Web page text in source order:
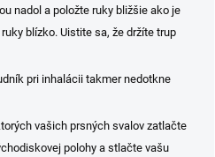
nadol a položte ruky bližšie ako je
blízko. Uistite sa, že držíte trup
pri inhalácii takmer nedotkne
vašich prsných svalov zatlačte
polohy a stlačte vašu